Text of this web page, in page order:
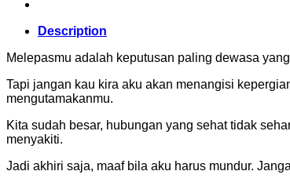
Description
Melepasmu adalah keputusan paling dewasa
Tapi jangan kau kira aku akan menangisi
mengutamakanmu.
Kita sudah besar, hubungan yang sehat tidak
menyakiti.
Jadi akhiri saja, maaf bila aku harus mundur.